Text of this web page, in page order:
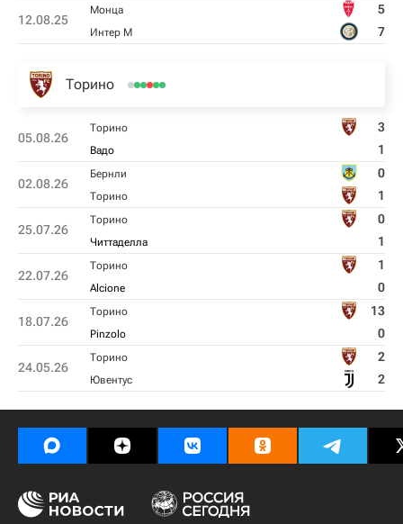
12.08.25
Монца 5
Интер М 7
Торино
05.08.26
Торино 3
Вадо 1
02.08.26
Бернли 0
Торино 1
25.07.26
Торино 0
Читтаделла 1
22.07.26
Торино 1
Alcione 0
18.07.26
Торино 13
Pinzolo 0
24.05.26
Торино 2
Ювентус 2